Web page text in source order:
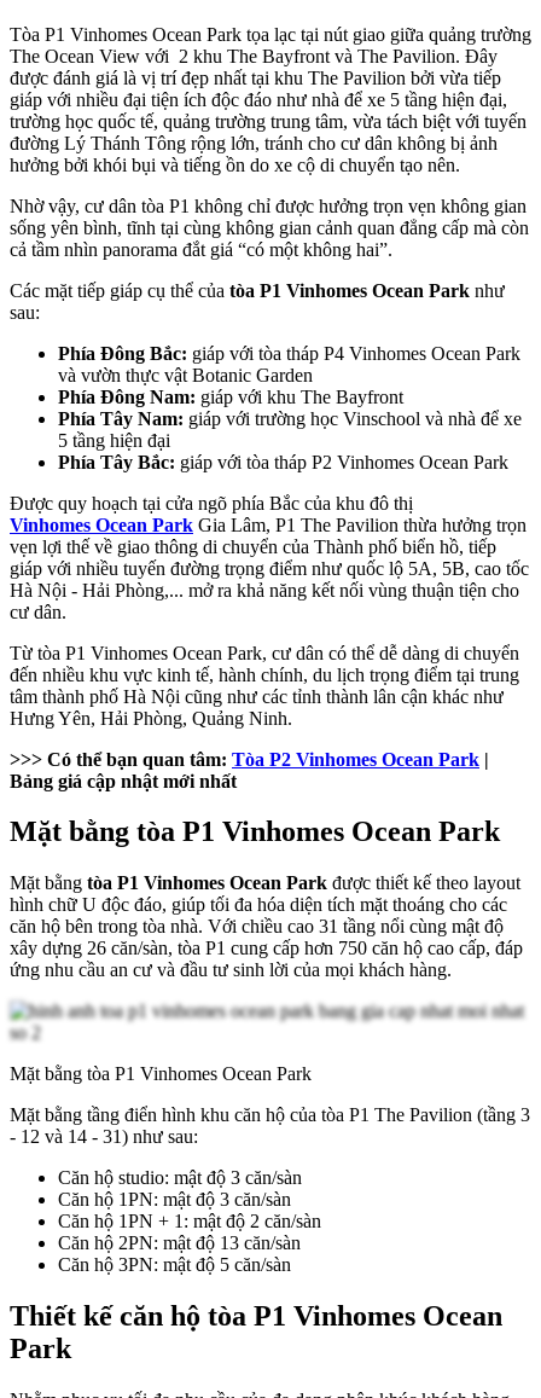
Tòa P1 Vinhomes Ocean Park tọa lạc tại nút giao giữa quảng trường
The Ocean View với 2 khu The Bayfront và The Pavilion. Đây
được đánh giá là vị trí đẹp nhất tại khu The Pavilion bởi vừa tiếp
giáp với nhiều đại tiện ích độc đáo như nhà để xe 5 tầng hiện đại,
trường học quốc tế, quảng trường trung tâm, vừa tách biệt với tuyến
đường Lý Thánh Tông rộng lớn, tránh cho cư dân không bị ảnh
hưởng bởi khói bụi và tiếng ồn do xe cộ di chuyển tạo nên.
Nhờ vậy, cư dân tòa P1 không chỉ được hưởng trọn vẹn không gian
sống yên bình, tĩnh tại cùng không gian cảnh quan đẳng cấp mà còn
cả tầm nhìn panorama đắt giá “có một không hai”.
Các mặt tiếp giáp cụ thể của tòa P1 Vinhomes Ocean Park như
sau:
Phía Đông Bắc: giáp với tòa tháp P4 Vinhomes Ocean Park
và vườn thực vật Botanic Garden
Phía Đông Nam: giáp với khu The Bayfront
Phía Tây Nam: giáp với trường học Vinschool và nhà để xe
5 tầng hiện đại
Phía Tây Bắc: giáp với tòa tháp P2 Vinhomes Ocean Park
Được quy hoạch tại cửa ngõ phía Bắc của khu đô thị
Vinhomes Ocean Park Gia Lâm, P1 The Pavilion thừa hưởng trọn
vẹn lợi thế về giao thông di chuyển của Thành phố biển hồ, tiếp
giáp với nhiều tuyến đường trọng điểm như quốc lộ 5A, 5B, cao tốc
Hà Nội - Hải Phòng,... mở ra khả năng kết nối vùng thuận tiện cho
cư dân.
Từ tòa P1 Vinhomes Ocean Park, cư dân có thể dễ dàng di chuyển
đến nhiều khu vực kinh tế, hành chính, du lịch trọng điểm tại trung
tâm thành phố Hà Nội cũng như các tỉnh thành lân cận khác như
Hưng Yên, Hải Phòng, Quảng Ninh.
>>> Có thể bạn quan tâm: Tòa P2 Vinhomes Ocean Park |
Bảng giá cập nhật mới nhất
Mặt bằng tòa P1 Vinhomes Ocean Park
Mặt bằng tòa P1 Vinhomes Ocean Park được thiết kế theo layout
hình chữ U độc đáo, giúp tối đa hóa diện tích mặt thoáng cho các
căn hộ bên trong tòa nhà. Với chiều cao 31 tầng nổi cùng mật độ
xây dựng 26 căn/sàn, tòa P1 cung cấp hơn 750 căn hộ cao cấp, đáp
ứng nhu cầu an cư và đầu tư sinh lời của mọi khách hàng.
Mặt bằng tòa P1 Vinhomes Ocean Park
Mặt bằng tầng điển hình khu căn hộ của tòa P1 The Pavilion (tầng 3
- 12 và 14 - 31) như sau:
Căn hộ studio: mật độ 3 căn/sàn
Căn hộ 1PN: mật độ 3 căn/sàn
Căn hộ 1PN + 1: mật độ 2 căn/sàn
Căn hộ 2PN: mật độ 13 căn/sàn
Căn hộ 3PN: mật độ 5 căn/sàn
Thiết kế căn hộ tòa P1 Vinhomes Ocean
Park